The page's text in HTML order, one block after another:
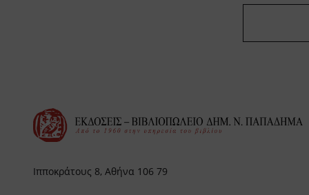
Ιπποκράτους 8, Αθήνα 106 79